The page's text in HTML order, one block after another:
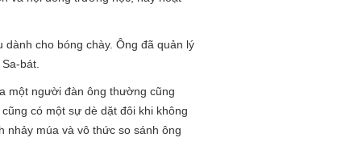
cho bóng chày. Ông đã quản lý
bát.
một người đàn ông thường cũng
có một sự dè dặt đôi khi không
nhảy múa và vô thức so sánh ông